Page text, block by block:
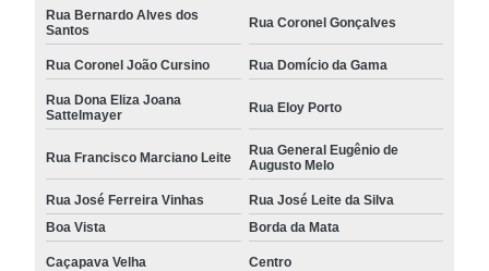
Rua Bernardo Alves dos
Santos
Rua Coronel Gonçalves
Rua Coronel João Cursino Rua Domício da Gama
Rua Dona Eliza Joana
Sattelmayer
Rua Eloy Porto
Rua Francisco Marciano Leite
Rua General Eugênio de
Augusto Melo
Rua José Ferreira Vinhas
Rua José Leite da Silva
Boa Vista
Borda da Mata
Caçapava Velha Centro